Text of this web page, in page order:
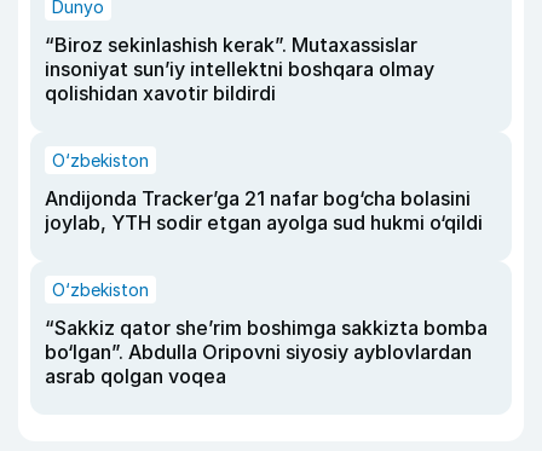
Dunyo
“Biroz sekinlashish kerak”. Mutaxassislar
insoniyat sun’iy intellektni boshqara olmay
qolishidan xavotir bildirdi
O‘zbekiston
Andijonda Tracker’ga 21 nafar bog‘cha bolasini
joylab, YTH sodir etgan ayolga sud hukmi o‘qildi
O‘zbekiston
“Sakkiz qator she’rim boshimga sakkizta bomba
bo‘lgan”. Abdulla Oripovni siyosiy ayblovlardan
asrab qolgan voqea